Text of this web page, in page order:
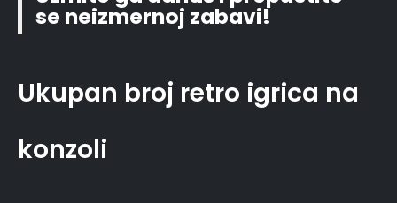
se neizmernoj zabavi!
Ukupan broj retro igrica na
konzoli